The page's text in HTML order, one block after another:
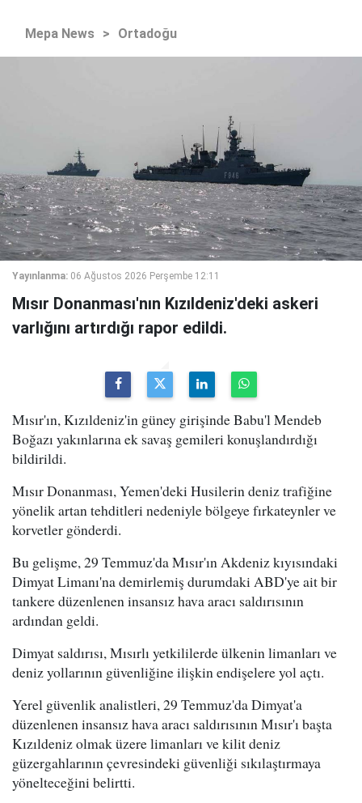
Mepa News > Ortadoğu
Yayınlanma: 06 Ağustos 2026 Perşembe 12:11
Mısır Donanması'nın Kızıldeniz'deki askeri
varlığını artırdığı rapor edildi.
Mısır'ın, Kızıldeniz'in güney girişinde Babu'l Mendeb
Boğazı yakınlarına ek savaş gemileri konuşlandırdığı
bildirildi.
Mısır Donanması, Yemen'deki Husilerin deniz trafiğine
yönelik artan tehditleri nedeniyle bölgeye fırkateynler ve
korvetler gönderdi.
Bu gelişme, 29 Temmuz'da Mısır'ın Akdeniz kıyısındaki
Dimyat Limanı'na demirlemiş durumdaki ABD'ye ait bir
tankere düzenlenen insansız hava aracı saldırısının
ardından geldi.
Dimyat saldırısı, Mısırlı yetkililerde ülkenin limanları ve
deniz yollarının güvenliğine ilişkin endişelere yol açtı.
Yerel güvenlik analistleri, 29 Temmuz'da Dimyat'a
düzenlenen insansız hava aracı saldırısının Mısır'ı başta
Kızıldeniz olmak üzere limanları ve kilit deniz
güzergahlarının çevresindeki güvenliği sıkılaştırmaya
yönelteceğini belirtti.